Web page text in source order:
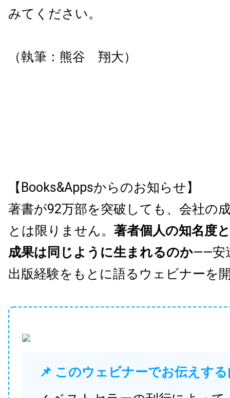
みてください。
（執筆：熊谷 翔大）
【Books&Appsからのお知らせ】
著書が92万部を突破しても、会社の
とは限りません。 著者個人の知名度
成果は同じように生まれるのか——安
出版経験をもとに語るウェビナーを
📌 このウェビナーでお伝えす